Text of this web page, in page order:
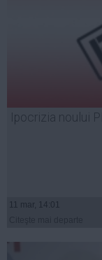
Ipocrizia noului
11 mar, 14:01